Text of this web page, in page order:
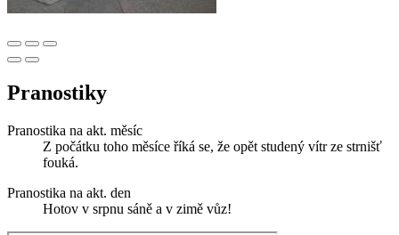
Pranostiky
Pranostika na akt. měsíc
Z počátku toho měsíce říká se, že opět studený vítr ze strnišť
fouká.
Pranostika na akt. den
Hotov v srpnu sáně a v zimě vůz!